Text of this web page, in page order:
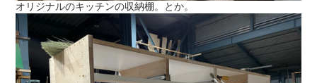
オリジナルのキッチンの収納棚。とか。